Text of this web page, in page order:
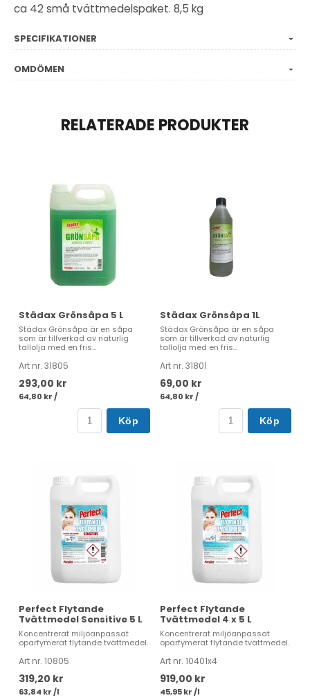
ca 42 små tvättmedelspaket. 8,5 kg
SPECIFIKATIONER
OMDÖMEN
RELATERADE PRODUKTER
Städax Grönsåpa 5 L
Städax Grönsåpa är en såpa
som är tillverkad av naturlig
tallolja med en fris...
Art nr. 31805
293,00 kr
64,80 kr /
Köp
Städax Grönsåpa 1L
Städax Grönsåpa är en såpa
som är tillverkad av naturlig
tallolja med en fris...
Art nr. 31801
69,00 kr
64,80 kr /
Köp
Perfect Flytande
Tvättmedel Sensitive 5 L
Koncentrerat miljöanpassat
oparfymerat flytande tvättmedel.
Art nr. 10805
319,20 kr
63,84 kr /l
Perfect Flytande
Tvättmedel 4 x 5 L
Koncentrerat miljöanpassat
oparfymerat flytande tvättmedel.
Art nr. 10401x4
919,00 kr
45,95 kr /l